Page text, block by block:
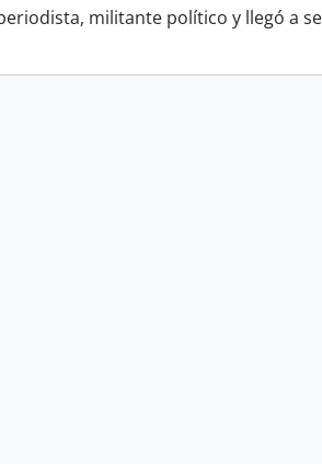
militante político y llegó a